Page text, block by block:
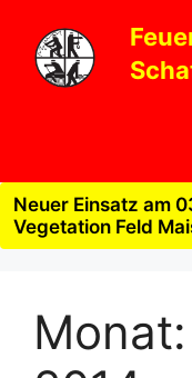
Inhalt
springen
Neuer Einsatz am
Vegetation Feld
Monat: